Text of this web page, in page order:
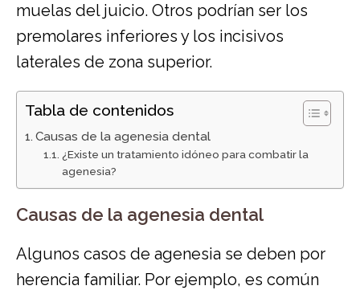
muelas del juicio. Otros podrían ser los
premolares inferiores y los incisivos
laterales de zona superior.
Tabla de contenidos
Causas de la agenesia dental
¿Existe un tratamiento idóneo para combatir la
agenesia?
Causas de la agenesia dental
Algunos casos de agenesia se deben por
herencia familiar. Por ejemplo, es común